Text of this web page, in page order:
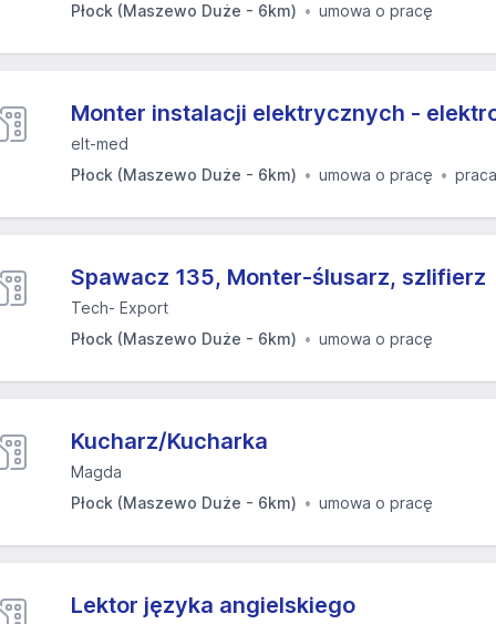
Płock (Maszewo Duże - 6km)
umowa o pracę
Monter instalacji elektrycznych -
elt-med
Płock (Maszewo Duże - 6km)
umowa o pracę
Spawacz 135, Monter-ślusarz, szlifierz
Tech- Export
Płock (Maszewo Duże - 6km)
umowa o pracę
Kucharz/Kucharka
Magda
Płock (Maszewo Duże - 6km)
umowa o pracę
Lektor języka angielskiego